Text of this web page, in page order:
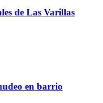
de Las Varillas
en barrio